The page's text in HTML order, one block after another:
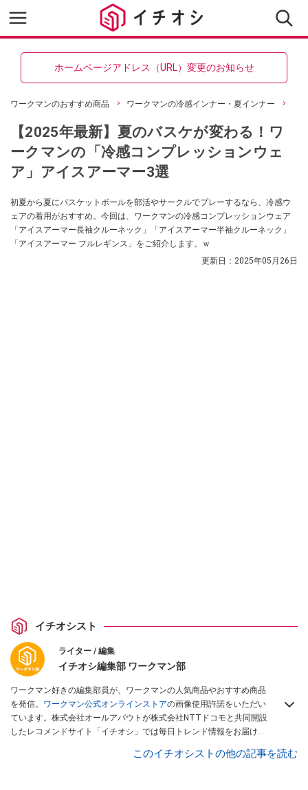
ホームページアドレス（URL）変更のお知らせ
ワークマンのおすすめ商品 ワークマンの冷感インナー・夏インナー
【2025年最新】夏のバスケが変わる！ワ
ークマンの「冷感コンプレッションウェ
ア」アイスアーマー3選
初夏から夏にバスケットボールを部活やサークルでプレーするなら、冷感ウ
ェアの着用がおすすめ。今回は、ワークマンの冷感コンプレッションウェア
「アイスアーマー長袖クルーネック」「アイスアーマー半袖クルーネック」
「アイスアーマー フルレギンス」をご紹介します。ｗ
更新日： 2025年05月26日
イチオシスト
ライター / 編集
イチオシ編集部 ワークマン部
ワークマン好きの編集部員が、ワークマンの人気商品やおすすめ商品
を発信。 ワークマン公式オンラインストアの画像使用許諾をいただい
ています。株式会社オールアバウトが株式会社NTTドコモと共同開設
したレコメンドサイト「イチオシ」では毎日トレンド情報をお届け。
このイチオシストの他の記事を読む